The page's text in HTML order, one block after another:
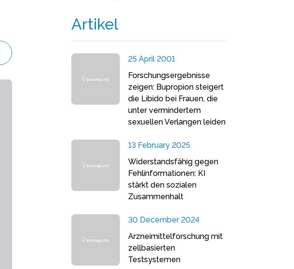
Artikel
25 April 2001
Forschungsergebnisse
zeigen: Bupropion steigert
die Libido bei Frauen, die
unter vermindertem
sexuellen Verlangen leiden
13 February 2025
Widerstandsfähig gegen
Fehlinformationen: KI
stärkt den sozialen
Zusammenhalt
30 December 2024
Arzneimittelforschung mit
zellbasierten
Testsystemen